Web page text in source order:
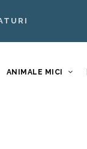
ANIMALE MICI